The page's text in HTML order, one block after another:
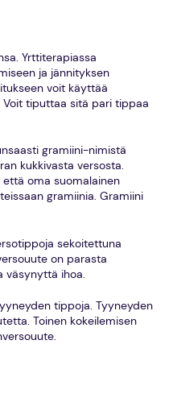
Yrttiterapiassa
ja jännityksen
voit käyttää
Voit tiputtaa sitä pari tippaa
gramiini-nimistä
kukkivasta versosta.
oma suomalainen
gramiinia. Gramiini
sekoitettuna
on parasta
väsynyttä ihoa.
tippoja. Tyyneyden
Toinen kokeilemisen